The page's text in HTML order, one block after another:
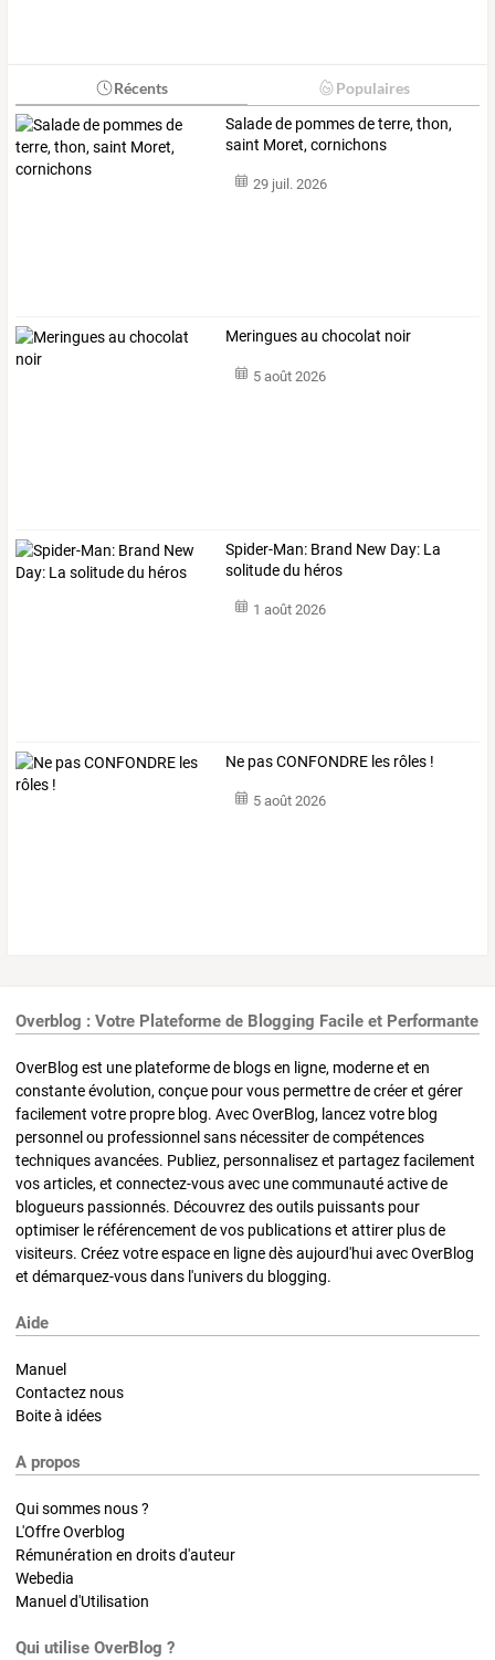
Récents Populaires
Salade de pommes de terre, thon,
saint Moret, cornichons
29 juil. 2026
Meringues au chocolat noir
5 août 2026
Spider-Man: Brand New Day: La
solitude du héros
1 août 2026
Ne pas CONFONDRE les rôles !
5 août 2026
Overblog : Votre Plateforme de Blogging Facile et Performante
OverBlog est une plateforme de blogs en ligne, moderne et en
constante évolution, conçue pour vous permettre de créer et gérer
facilement votre propre blog. Avec OverBlog, lancez votre blog
personnel ou professionnel sans nécessiter de compétences
techniques avancées. Publiez, personnalisez et partagez facilement
vos articles, et connectez-vous avec une communauté active de
blogueurs passionnés. Découvrez des outils puissants pour
optimiser le référencement de vos publications et attirer plus de
visiteurs. Créez votre espace en ligne dès aujourd'hui avec OverBlog
et démarquez-vous dans l'univers du blogging.
Aide
Manuel
Contactez nous
Boite à idées
A propos
Qui sommes nous ?
L'Offre Overblog
Rémunération en droits d'auteur
Webedia
Manuel d'Utilisation
Qui utilise OverBlog ?